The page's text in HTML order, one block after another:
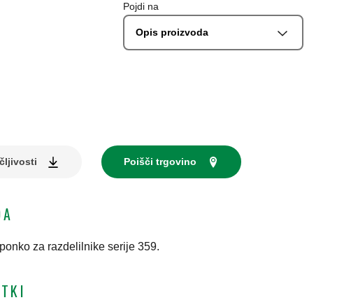
Pojdi na
Opis proizvoda
Poišči trgovino
za razdelilnike serije 359.